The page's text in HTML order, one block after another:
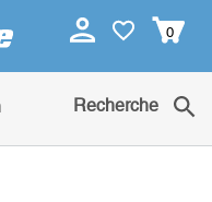
0
Recherche